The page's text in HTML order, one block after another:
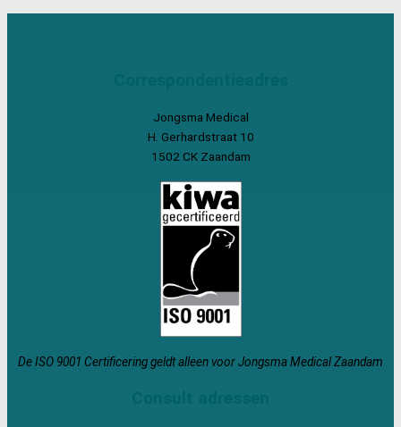
Jongsma Medical
H. Gerhardstraat 10
1502 CK Zaandam
De ISO 9001 Certificering geldt alleen voor Jongsma Medical Zaandam